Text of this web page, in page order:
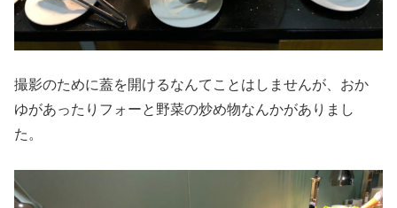
撮影のために蓋を開けるなんてことはしませんが、おか
ゆがあったりフォーと野菜の炒め物なんかがありまし
た。